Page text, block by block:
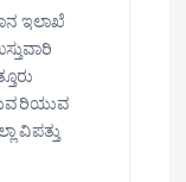
ಇಲಾಖೆ
ವಿಪತ್ತು